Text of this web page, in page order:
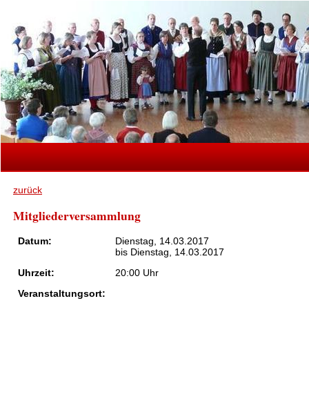
zurück
Mitgliederversammlung
Datum:
Dienstag, 14.03.2017
bis Dienstag, 14.03.2017
Uhrzeit:
20:00 Uhr
Veranstaltungsort: